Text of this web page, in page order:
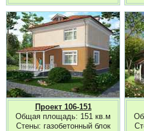
Проект 106-151
Общая площадь: 151 кв.м
Стены: газобетонный блок